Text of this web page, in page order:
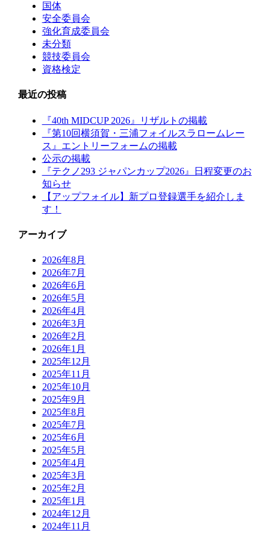
国体
安全委員会
強化育成委員会
未分類
競技委員会
資格検定
最近の投稿
『40th MIDCUP 2026』リザルトの掲載
『第10回横須賀・三浦フォイルスラロームレー
ス』エントリーフォームの掲載
公示の掲載
『テクノ293 ジャパンカップ2026』日程変更のお
知らせ
【アップフォイル】新プロ登録選手を紹介しま
す！
アーカイブ
2026年8月
2026年7月
2026年6月
2026年5月
2026年4月
2026年3月
2026年2月
2026年1月
2025年12月
2025年11月
2025年10月
2025年9月
2025年8月
2025年7月
2025年6月
2025年5月
2025年4月
2025年3月
2025年2月
2025年1月
2024年12月
2024年11月